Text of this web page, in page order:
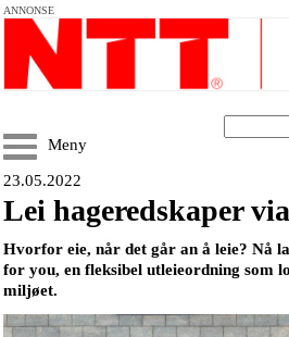
ANNONSE
Meny
23.05.2022
Lei hageredskaper
Hvorfor eie, når det går an å leie? Nå
for you, en fleksibel utleieordning som
miljøet.